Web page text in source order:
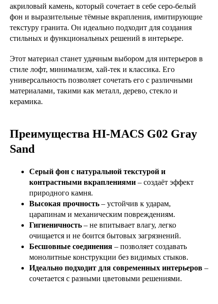
акриловый камень, который сочетает в себе серо-белый
фон и выразительные тёмные вкрапления, имитирующие
текстуру гранита. Он идеально подходит для создания
стильных и функциональных решений в интерьере.
Этот материал станет удачным выбором для интерьеров в
стиле лофт, минимализм, хай-тек и классика. Его
универсальность позволяет сочетать его с различными
материалами, такими как металл, дерево, стекло и
керамика.
Преимущества HI-MACS G02 Gray
Sand
Серый фон с натуральной текстурой и
контрастными вкраплениями – создаёт эффект
природного камня.
Высокая прочность – устойчив к ударам,
царапинам и механическим повреждениям.
Гигиеничность – не впитывает влагу, легко
очищается и не боится бытовых загрязнений.
Бесшовные соединения – позволяет создавать
монолитные конструкции без видимых стыков.
Идеально подходит для современных интерьеров –
сочетается с разными цветовыми решениями.